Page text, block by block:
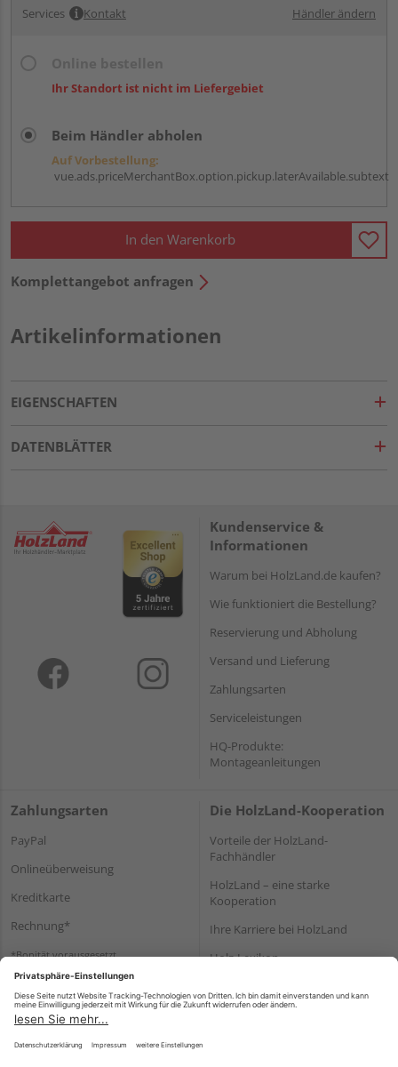
Services Kontakt Händler ändern
Ihr Standort ist nicht im Liefergebiet
Beim Händler abholen
Auf Vorbestellung:
vue.ads.priceMerchantBox.option.pickup.laterAvailable.subtext
In den Warenkorb
Komplettangebot anfragen
Artikelinformationen
EIGENSCHAFTEN
DATENBLÄTTER
Kundenservice &
Informationen
Warum bei HolzLand.de kaufen?
Wie funktioniert die Bestellung?
Reservierung und Abholung
Versand und Lieferung
Zahlungsarten
Serviceleistungen
HQ-Produkte:
Montageanleitungen
Zahlungsarten
PayPal
Onlineüberweisung
Kreditkarte
Rechnung*
*Bonität vorausgesetzt
Die HolzLand-Kooperation
Vorteile der HolzLand-
Fachhändler
HolzLand – eine starke
Kooperation
Ihre Karriere bei HolzLand
Holz-Lexikon